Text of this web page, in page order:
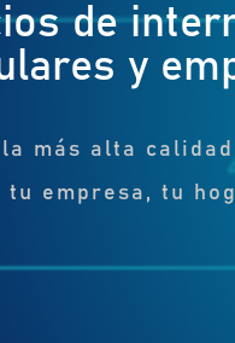
de
y
la más alta
tu empresa, tu